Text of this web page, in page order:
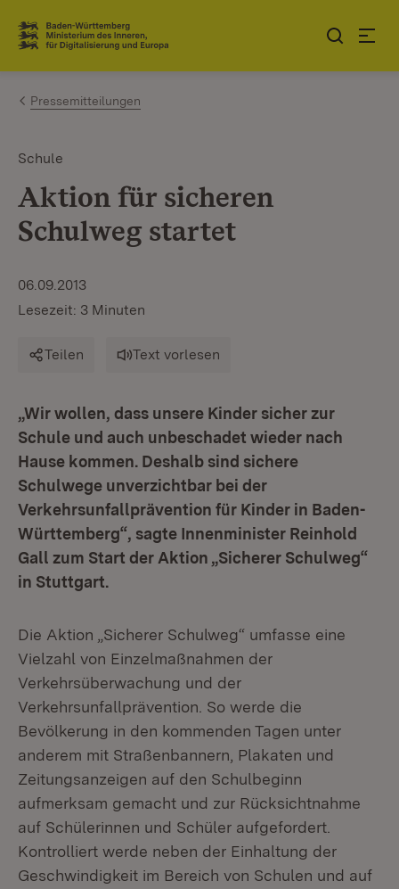
Zum Inhalt springen
Link zur Startseite
Pressemitteilungen
Schule
Aktion für sicheren
Schulweg startet
06.09.2013
Lesezeit: 3 Minuten
Teilen Text vorlesen
„Wir wollen, dass unsere Kinder sicher zur
Schule und auch unbeschadet wieder nach
Hause kommen. Deshalb sind sichere
Schulwege unverzichtbar bei der
Verkehrsunfallprävention für Kinder in Baden-
Württemberg“, sagte Innenminister Reinhold
Gall zum Start der Aktion „Sicherer Schulweg“
in Stuttgart.
Die Aktion „Sicherer Schulweg“ umfasse eine
Vielzahl von Einzelmaßnahmen der
Verkehrsüberwachung und der
Verkehrsunfallprävention. So werde die
Bevölkerung in den kommenden Tagen unter
anderem mit Straßenbannern, Plakaten und
Zeitungsanzeigen auf den Schulbeginn
aufmerksam gemacht und zur Rücksichtnahme
auf Schülerinnen und Schüler aufgefordert.
Kontrolliert werde neben der Einhaltung der
Geschwindigkeit im Bereich von Schulen und auf